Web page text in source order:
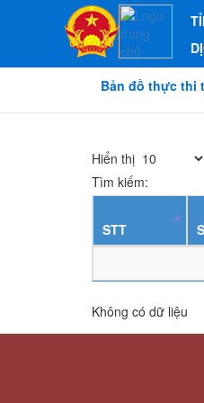
Bản đồ thực thi
Hiển thị
Tìm kiếm:
STT
Không có dữ liệu